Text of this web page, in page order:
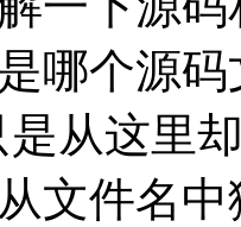
哪个源
从这里
文件名